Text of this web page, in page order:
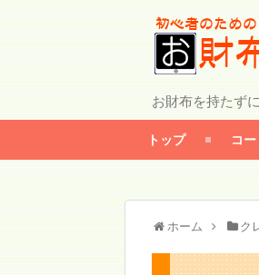
お財布を持たず
トップ コ
ホーム ク